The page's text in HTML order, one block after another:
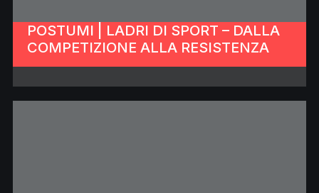
POSTUMI | LADRI DI SPORT – DALLA
COMPETIZIONE ALLA RESISTENZA